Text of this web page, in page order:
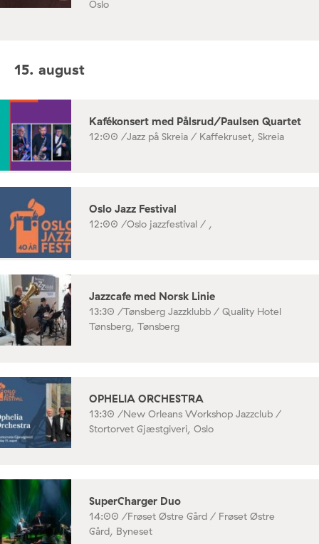
Oslo
15. august
Kafékonsert med Pålsrud/Paulsen Quartet
12:00 /Jazz på Skreia / Kaffekruset, Skreia
Oslo Jazz Festival
12:00 /Oslo jazzfestival / ,
Jazzcafe med Norsk Linie
13:30 /Tønsberg Jazzklubb / Quality Hotel
Tønsberg, Tønsberg
OPHELIA ORCHESTRA
13:30 /New Orleans Workshop Jazzclub /
Stortorvet Gjæstgiveri, Oslo
SuperCharger Duo
14:00 /Frøset Østre Gård / Frøset Østre
Gård, Byneset